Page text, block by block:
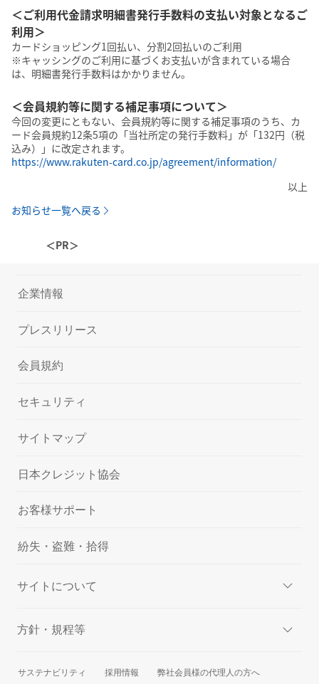
＜ご利用代金請求明細書発行手数料の支払い対象となるご
利用＞
カードショッピング1回払い、分割2回払いのご利用
※キャッシングのご利用に基づくお支払いが含まれている場合
は、明細書発行手数料はかかりません。
＜会員規約等に関する補足事項について＞
今回の変更にともない、会員規約等に関する補足事項のうち、カ
ード会員規約12条5項の「当社所定の発行手数料」が「132円（税
込み）」に改定されます。
https://www.rakuten-card.co.jp/agreement/information/
以上
お知らせ一覧へ戻る
＜PR＞
企業情報
プレスリリース
会員規約
セキュリティ
サイトマップ
日本クレジット協会
お客様サポート
紛失・盗難・拾得
サイトについて
方針・規程等
サステナビリティ 採用情報 弊社会員様の代理人の方へ